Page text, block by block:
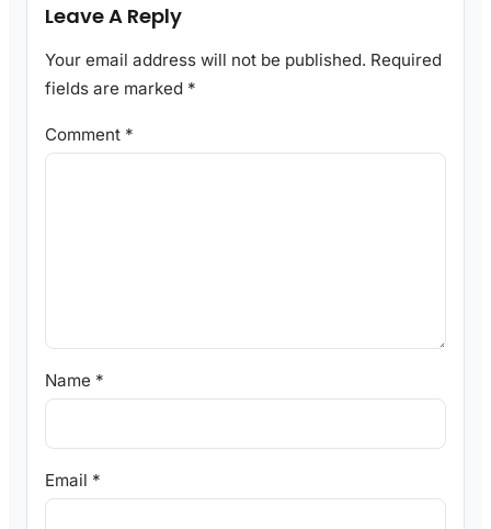
Leave A Reply
Your email address will not be published. Required
fields are marked *
Comment *
Name *
Email *